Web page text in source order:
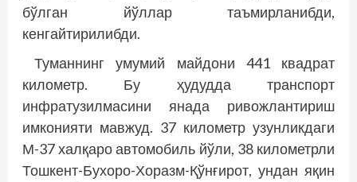
бўлган йўллар таъмирланибди,
кенгайтирилибди.
Туманнинг умумий майдони 441 квадрат
километр. Бу ҳудудда транспорт
инфратузилмасини янада ривожлантириш
имконияти мавжуд. 37 километр узунликдаги
М-37 халқаро автомобиль йўли, 38 километрли
Тошкент-Бухоро-Хоразм-Қўнғирот, ундан яқин